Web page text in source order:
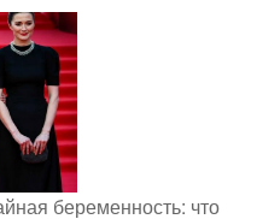
беременность: что